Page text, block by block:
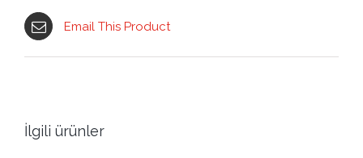
Email This Product
İlgili ürünler